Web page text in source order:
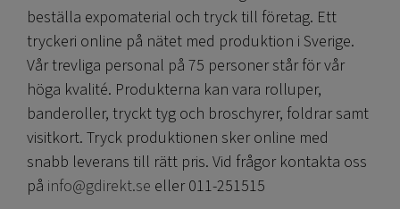
beställa expomaterial och tryck till företag. Ett
tryckeri online på nätet med produktion i Sverige.
Vår trevliga personal på 75 personer står för vår
höga kvalité. Produkterna kan vara rolluper,
banderoller, tryckt tyg och broschyrer, foldrar samt
visitkort. Tryck produktionen sker online med
snabb leverans till rätt pris. Vid frågor kontakta oss
på info@gdirekt.se eller 011-251515